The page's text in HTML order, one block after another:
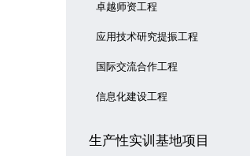
卓越师资工程
应用技术研究提振工程
国际交流合作工程
信息化建设工程
生产性实训基地项目